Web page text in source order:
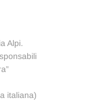
Alpi.
italiana)